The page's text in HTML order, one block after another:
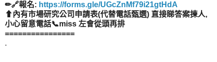
✏🔗報名: https://forms.gle/UGcZnMf79i21gtHdA
⬆內有市場研究公司申請表(代替電話甄選) 直接睇答案揀人,
小心留意電話📞miss 左會從頭再排
================
.